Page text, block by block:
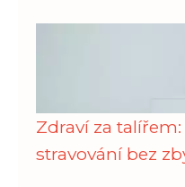
Zdraví za
stravování bez